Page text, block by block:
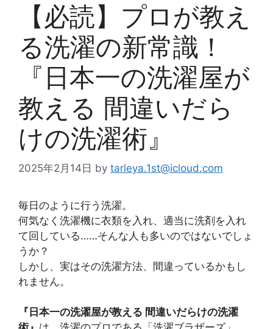
【必読】プロが教え
る洗濯の新常識！
『日本一の洗濯屋が
教える 間違いだら
けの洗濯術』
2025年2月14日 by tarleya.1st@icloud.com
毎日のように行う洗濯。
何気なく洗濯機に衣類を入れ、適当に洗剤を入れ
て回している……そんな人も多いのではないでしょ
うか？
しかし、実はその洗濯方法、間違っているかもし
れません。
『日本一の洗濯屋が教える 間違いだらけの洗濯